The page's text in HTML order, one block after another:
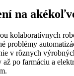
na
kolaboratívnych
problémy
v rôznych
po farmáciu a